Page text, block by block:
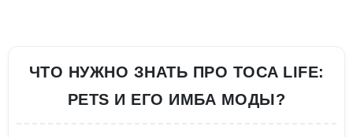
ЧТО НУЖНО ЗНАТЬ ПРО TOCA LIFE:
PETS И ЕГО ИМБА МОДЫ?